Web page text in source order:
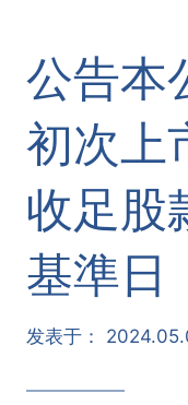
公告本
初次上
收足股
基準日
发表于：